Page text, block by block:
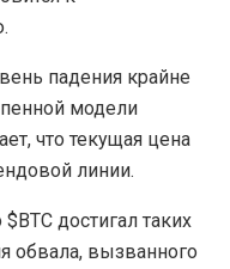
падения крайне
модели
что текущая цена
линии.
достигал таких
обвала, вызванного